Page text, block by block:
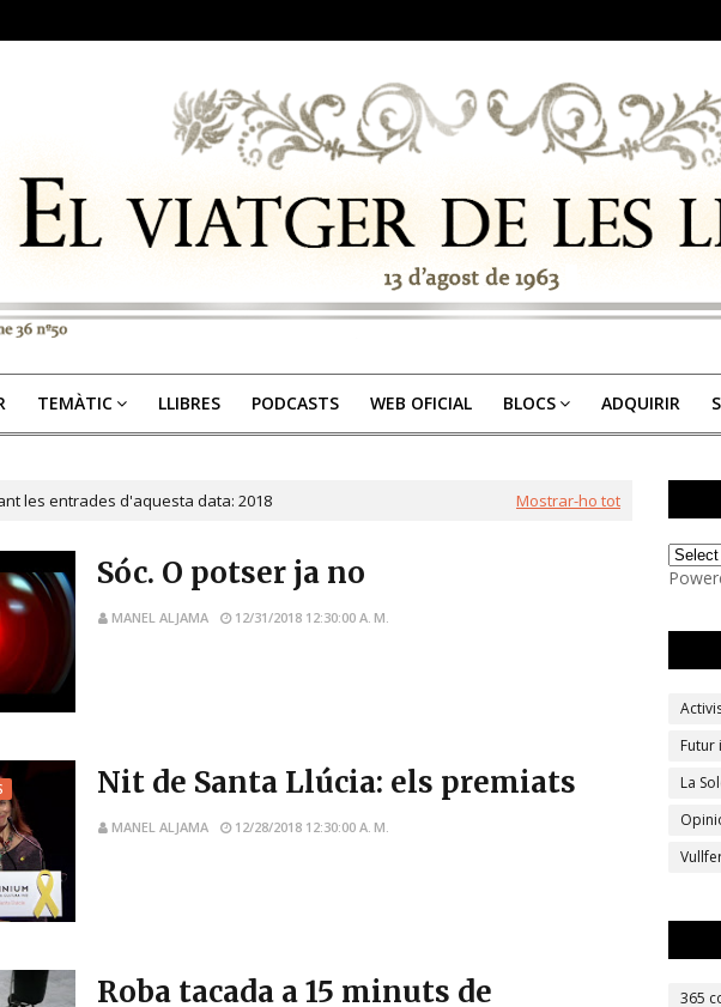
TEMÀTIC LLIBRES PODCASTS WEB OFICIAL BLOCS ADQUIRIR
les entrades d'aquesta data: 2018 Mostrar-ho tot
Sóc. O potser ja no
MANEL ALJAMA 12/31/2018 12:30:00 A. M.
Nit de Santa Llúcia: els premiats
MANEL ALJAMA 12/28/2018 12:30:00 A. M.
Roba tacada a 15 minuts de
Futur
La
365